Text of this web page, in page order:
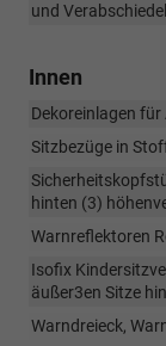
und
Innen
Dekoreinlagen
Sitzbezüge in
hinten (3)
Warnreflektoren
Isofix
äußer3en Sitze
Warndreieck,